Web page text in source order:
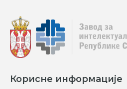
Корисне информације